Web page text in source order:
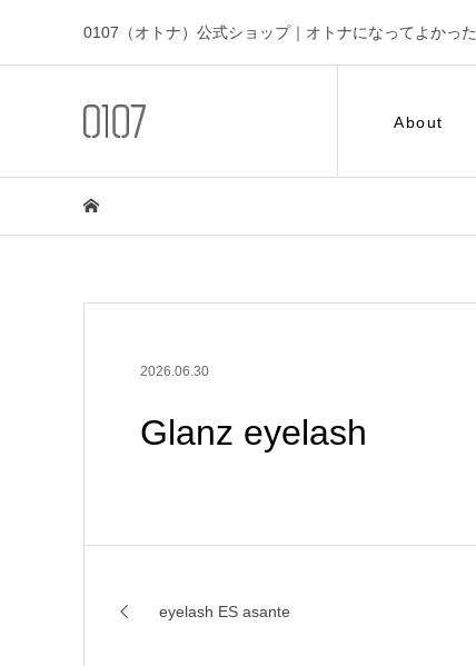
0107（オトナ）公式ショップ｜オトナになってよかった
About
2026.06.30
Glanz eyelash
eyelash ES asante